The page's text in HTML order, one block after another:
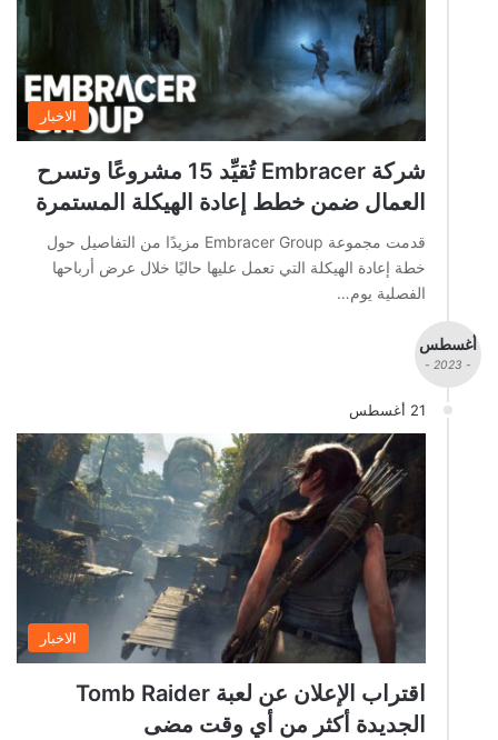
الاخبار
شركة Embracer تُقيِّد 15 مشروعًا وتسرح
العمال ضمن خطط إعادة الهيكلة المستمرة
قدمت مجموعة Embracer Group مزيدًا من التفاصيل حول
خطة إعادة الهيكلة التي تعمل عليها حاليًا خلال عرض أرباحها
الفصلية يوم…
أغسطس
- 2023 -
21 أغسطس
الاخبار
اقتراب الإعلان عن لعبة Tomb Raider
الجديدة أكثر من أي وقت مضى